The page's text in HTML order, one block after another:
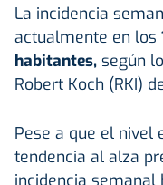
La incidencia
actualmente en los
habitantes, según
Robert Koch (RKI)
Pese a que el nivel
tendencia al alza
incidencia